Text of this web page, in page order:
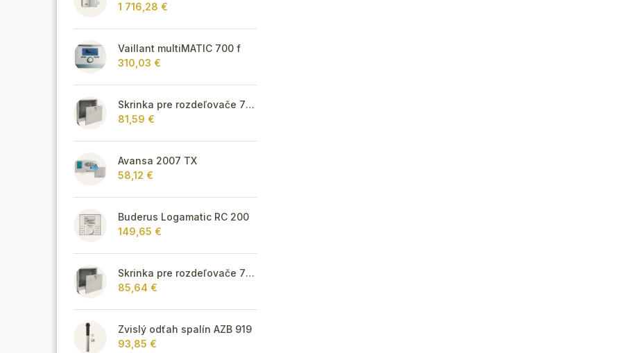
1 716,28 €
Vaillant multiMATIC 700 f
310,03 €
Skrinka pre rozdeľovače 715 mm - podomietková
81,59 €
Avansa 2007 TX
58,12 €
Buderus Logamatic RC 200
149,65 €
Skrinka pre rozdeľovače 795 mm - podomietková
85,64 €
Zvislý odťah spalín AZB 919
93,85 €